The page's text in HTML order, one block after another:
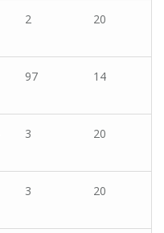
2 20
97 14
3 20
3 20